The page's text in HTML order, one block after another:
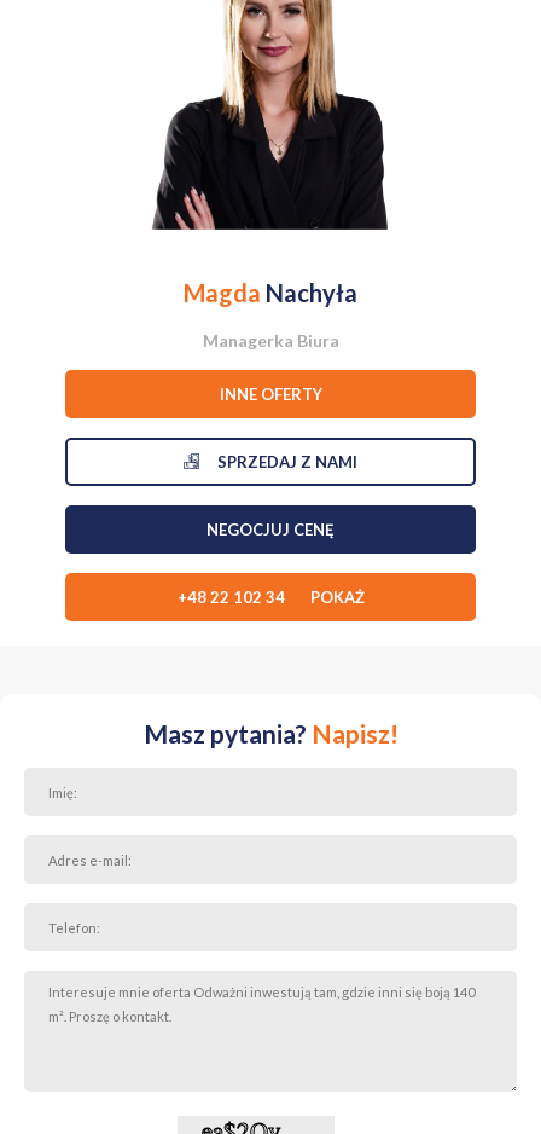
Nieruchomość znajduje się na terenie zalewowym, jednak warto
podkreślić, że w okolicy znajdują się również inne zabudowania
mieszkalne i nieruchomości użytkowane na co dzień. Dla wielu osób
- działka 2196 m²,
- możliwość rozbudowy do ok. 110 m²,
- budynek gospodarczy,
- 2 garaże,
- media: gaz, prąd, woda,
- możliwość prowadzenia działalności,
- potencjał inwestycyjny,
- cena: 349 000 zł.
Nieruchomość idealnie sprawdzi się dla osób szukających miejsca z
Magda Nachyła
Managerka Biura
INNE OFERTY
SPRZEDAJ Z NAMI
NEGOCJUJ CENĘ
+48 22 102 34 POKAŻ
Masz pytania? Napisz!